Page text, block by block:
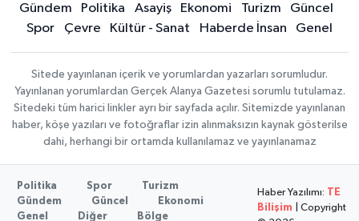
Gündem Politika Asayiş Ekonomi Turizm
Güncel
Spor
Çevre Kültür - Sanat Haberde İnsan Genel
Sitede yayınlanan içerik ve yorumlardan yazarları sorumludur.
Yayınlanan yorumlardan Gerçek Alanya Gazetesi sorumlu tutulamaz.
Sitedeki tüm harici linkler ayrı bir sayfada açılır. Sitemizde yayınlanan
haber, köşe yazıları ve fotoğraflar izin alınmaksızın kaynak gösterilse
dahi, herhangi bir ortamda kullanılamaz ve yayınlanamaz
Politika Spor
Turizm
Gündem
Güncel
Ekonomi
Genel
Diğer Bölge
Haber Yazılımı:
TE
Bilişim | Copyright